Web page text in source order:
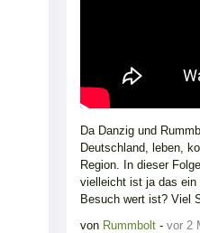
Da Danzig und
Deutschland, leben,
Region. In dieser
vielleicht ist ja das ein
Besuch wert ist? Viel
von Rummbolt - vor 2